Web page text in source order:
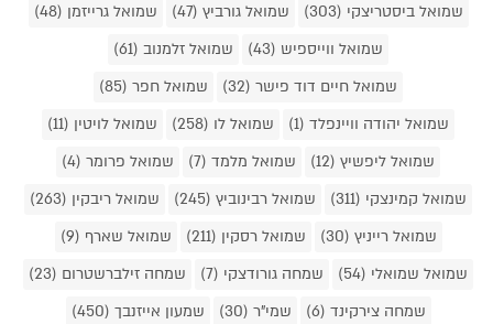
שמואל ביסטריצקי (303)
שמואל גורביץ (47)
שמואל גרייזמן (48)
שמואל ווייספיש (43)
שמואל זלמנוב (61)
שמואל חיים דוד פישר (32)
שמואל חפר (85)
שמואל יהודה וויינפלד (1)
שמואל לו (258)
שמואל לויטין (11)
שמואל ליפשיץ (12)
שמואל מלמד (7)
שמואל פרומר (4)
שמואל קמינצקי (311)
שמואל רבינוביץ (245)
שמואל ריבקין (263)
שמואל רייניץ (30)
שמואל רסקין (211)
שמואל שארף (9)
שמואל שמואלי (54)
שמחה גורודצקי (7)
שמחה זילברשטרום (23)
שמחה צירקינד (6)
שמי"ר (30)
שמעון אייזנבך (450)